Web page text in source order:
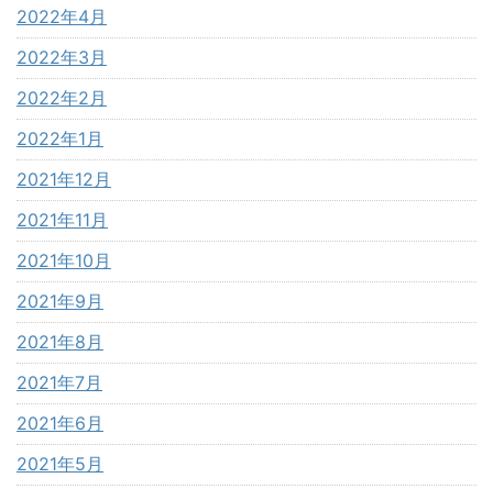
2022年4月
2022年3月
2022年2月
2022年1月
2021年12月
2021年11月
2021年10月
2021年9月
2021年8月
2021年7月
2021年6月
2021年5月